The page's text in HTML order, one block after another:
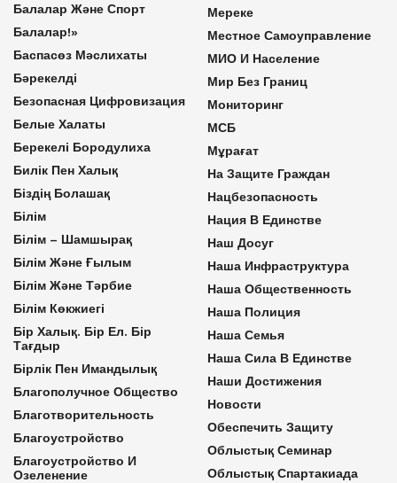
Балалар Және Спорт
Балалар!»
Баспасөз Мәслихаты
Бәрекелді
Безопасная Цифровизация
Белые Халаты
Берекелі Бородулиха
Билік Пен Халық
Біздің Болашақ
Білім
Білім – Шамшырақ
Білім Және Ғылым
Білім Және Тәрбие
Білім Көкжиегі
Бір Халық. Бір Ел. Бір
Тағдыр
Бірлік Пен Имандылық
Благополучное Общество
Благотворительность
Благоустройство
Благоустройство И
Озеленение
Мереке
Местное Самоуправление
МИО И Население
Мир Без Границ
Мониторинг
МСБ
Мұрағат
На Защите Граждан
Нацбезопасность
Нация В Единстве
Наш Досуг
Наша Инфраструктура
Наша Общественность
Наша Полиция
Наша Семья
Наша Сила В Единстве
Наши Достижения
Новости
Обеспечить Защиту
Облыстық Семинар
Облыстық Спартакиада